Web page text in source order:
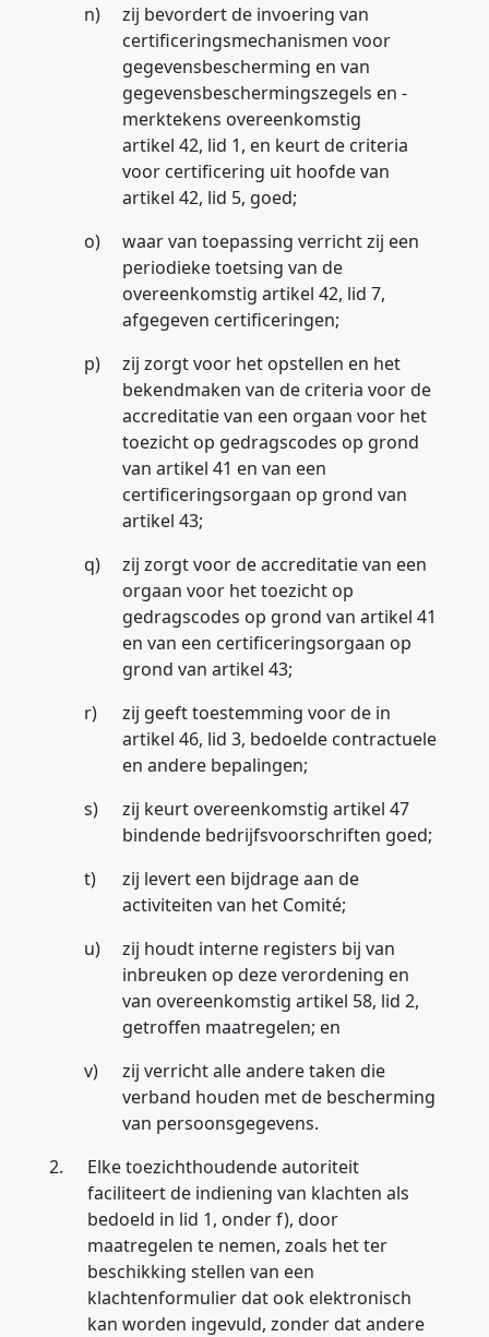
n)
zij bevordert de invoering van
certificeringsmechanismen voor
gegevensbescherming en van
gegevensbeschermingszegels en -
merktekens overeenkomstig
artikel 42, lid 1, en keurt de criteria
voor certificering uit hoofde van
artikel 42, lid 5, goed;
o)
waar van toepassing verricht zij een
periodieke toetsing van de
overeenkomstig artikel 42, lid 7,
afgegeven certificeringen;
p)
zij zorgt voor het opstellen en het
bekendmaken van de criteria voor de
accreditatie van een orgaan voor het
toezicht op gedragscodes op grond
van artikel 41 en van een
certificeringsorgaan op grond van
artikel 43;
q)
zij zorgt voor de accreditatie van een
orgaan voor het toezicht op
gedragscodes op grond van artikel 41
en van een certificeringsorgaan op
grond van artikel 43;
r)
zij geeft toestemming voor de in
artikel 46, lid 3, bedoelde contractuele
en andere bepalingen;
s)
zij keurt overeenkomstig artikel 47
bindende bedrijfsvoorschriften goed;
t)
zij levert een bijdrage aan de
activiteiten van het Comité;
u)
zij houdt interne registers bij van
inbreuken op deze verordening en
van overeenkomstig artikel 58, lid 2,
getroffen maatregelen; en
v)
zij verricht alle andere taken die
verband houden met de bescherming
van persoonsgegevens.
2.
Elke toezichthoudende autoriteit
faciliteert de indiening van klachten als
bedoeld in lid 1, onder f), door
maatregelen te nemen, zoals het ter
beschikking stellen van een
klachtenformulier dat ook elektronisch
kan worden ingevuld, zonder dat andere